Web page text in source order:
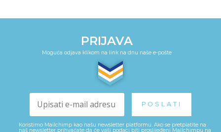
PRIJAVA
Moguća odjava klikom na link na dnu naše e-pošte
Koristimo Mailchimp kao našu newsletter platformu. Ako se pretplatite na
naš newsletter prihvaćate da će vaši podaci biti proslijeđeni Mailchimpu na